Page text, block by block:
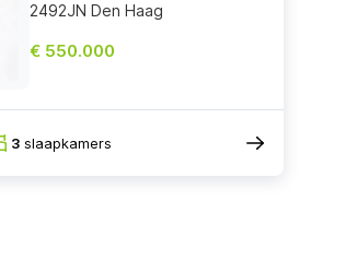
2492JN Den Haag
€ 550.000
3 slaapkamers